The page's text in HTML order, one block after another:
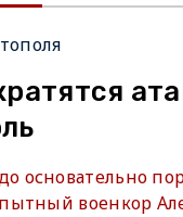
основательно
военкор